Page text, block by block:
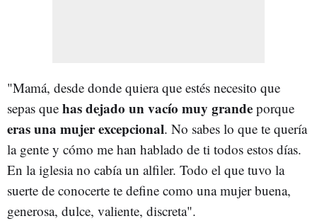
"Mamá, desde donde quiera que estés necesito que
sepas que has dejado un vacío muy grande porque
eras una mujer excepcional. No sabes lo que te quería
la gente y cómo me han hablado de ti todos estos días.
En la iglesia no cabía un alfiler. Todo el que tuvo la
suerte de conocerte te define como una mujer buena,
generosa, dulce, valiente, discreta".